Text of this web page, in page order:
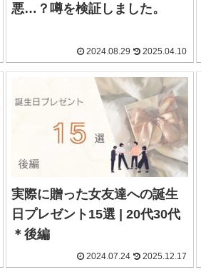
悪…？噂を検証しました。
2024.08.29 2025.04.10
実際に贈った女友達への誕生
日プレゼント15選 | 20代30代
＊後編
2024.07.24 2025.12.17